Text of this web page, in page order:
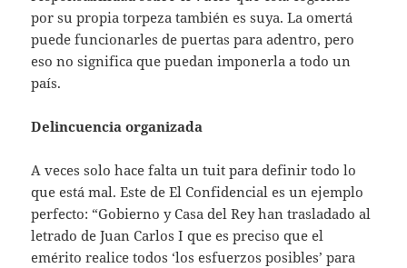
por su propia torpeza también es suya. La omertá
puede funcionarles de puertas para adentro, pero
eso no significa que puedan imponerla a todo un
país.
Delincuencia organizada
A veces solo hace falta un tuit para definir todo lo
que está mal. Este de El Confidencial es un ejemplo
perfecto: “Gobierno y Casa del Rey han trasladado al
letrado de Juan Carlos I que es preciso que el
emérito realice todos ‘los esfuerzos posibles’ para